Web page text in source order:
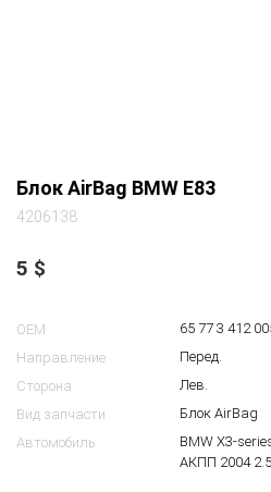
Блок AirBag BMW E83
4206138
5 $
OEM
65 77 3 412
Направление
Перед.
Сторона
Лев.
Вид запчасти
Блок AirBag
Автомобиль
BMW X3-
АКПП 2004